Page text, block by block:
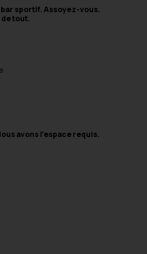
sportif. Assoyez-vous.
de tout.
avons l’espace requis.